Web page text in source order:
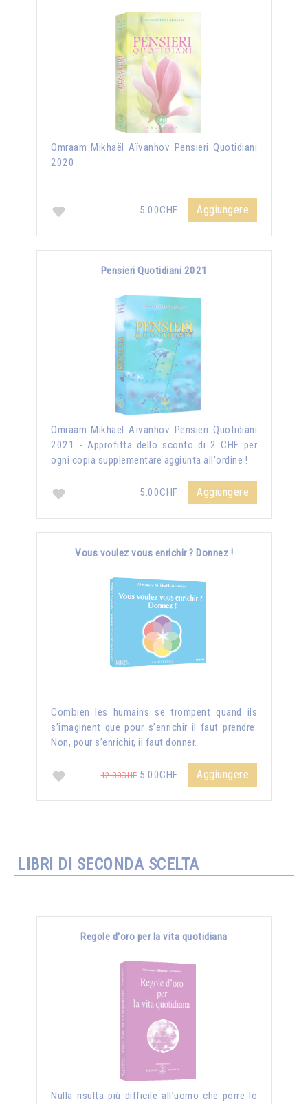
Omraam Mikhaël Aïvanhov Pensieri Quotidiani
2020
5.00CHF Aggiungere
Pensieri Quotidiani 2021
Omraam Mikhaël Aïvanhov Pensieri Quotidiani
2021 - Approfitta dello sconto di 2 CHF per
ogni copia supplementare aggiunta all'ordine !
5.00CHF Aggiungere
Vous voulez vous enrichir ? Donnez !
Combien les humains se trompent quand ils
s’imaginent que pour s’enrichir il faut prendre.
Non, pour s’enrichir, il faut donner.
12.00CHF5.00CHF Aggiungere
LIBRI DI SECONDA SCELTA
Regole d'oro per la vita quotidiana
Nulla risulta più difficile all’uomo che porre lo